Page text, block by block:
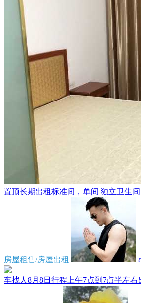
置顶长期出租标准间，单间 独立卫生
房屋租售/房屋出租
车找人8月8日行程上午7点到7点半左